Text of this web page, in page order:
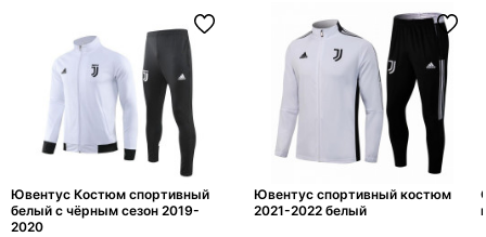
Ювентус Костюм спортивный
белый с чёрным сезон 2019-
2020
Ювентус спортивный костюм
2021-2022 белый